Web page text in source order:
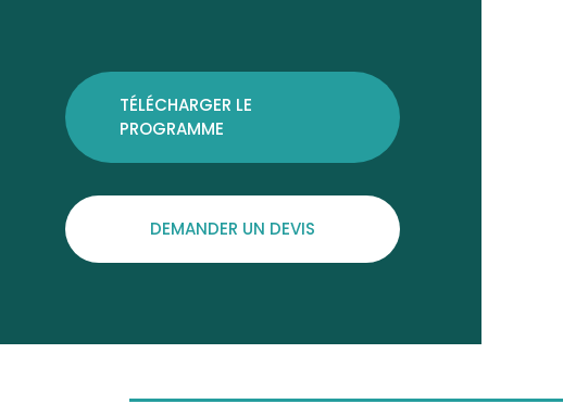
TÉLÉCHARGER LE
PROGRAMME
DEMANDER UN DEVIS